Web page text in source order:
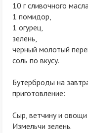
10 г сливочного
1 помидор,
1 огурец,
зелень,
черный молотый
соль по вкусу.
Бутерброды на
приготовление:
Сыр, ветчину и
Измельчи зелень.